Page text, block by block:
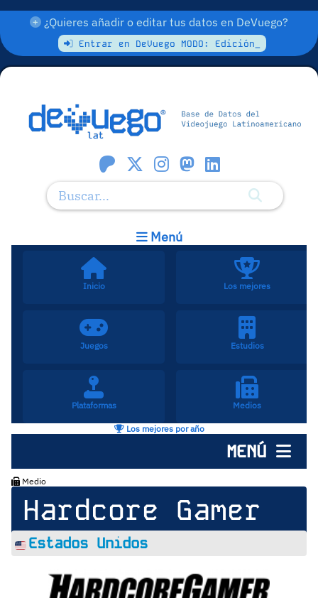
¿Quieres añadir o editar tus datos en DeVuego?
Entrar en DeVuego MODO: Edición_
Menú
Inicio Los mejores
Juegos Estudios
Plataformas Medios
Los mejores por año
MENÚ
Medio
Hardcore Gamer
Estados Unidos